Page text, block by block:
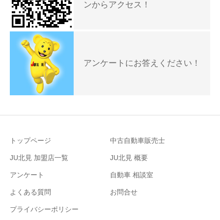
ンからアクセス！
アンケートにお答えください！
トップページ 中古自動車販売士
JU北見 加盟店一覧 JU北見 概要
アンケート 自動車 相談室
よくある質問 お問合せ
プライバシーポリシー